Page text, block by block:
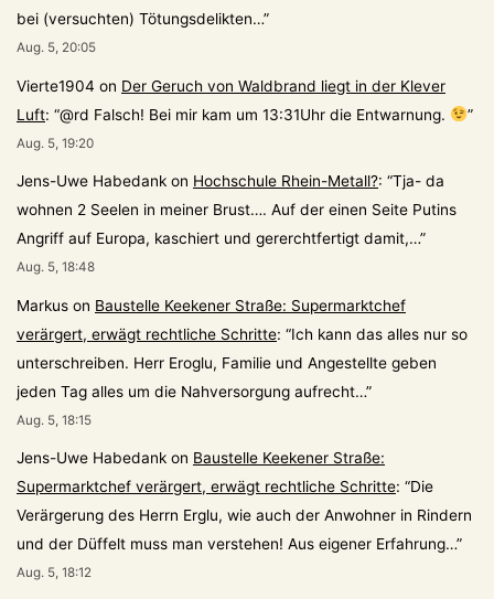
bei (versuchten) Tötungsdelikten…”
Aug. 5, 20:05
Vierte1904 on Der Geruch von Waldbrand liegt in der Klever
Luft: “@rd Falsch! Bei mir kam um 13:31Uhr die Entwarnung. ”
Aug. 5, 19:20
Jens-Uwe Habedank on Hochschule Rhein-Metall?: “Tja- da
wohnen 2 Seelen in meiner Brust…. Auf der einen Seite Putins
Angriff auf Europa, kaschiert und gererchtfertigt damit,…”
Aug. 5, 18:48
Markus on Baustelle Keekener Straße: Supermarktchef
verärgert, erwägt rechtliche Schritte: “Ich kann das alles nur so
unterschreiben. Herr Eroglu, Familie und Angestellte geben
jeden Tag alles um die Nahversorgung aufrecht…”
Aug. 5, 18:15
Jens-Uwe Habedank on Baustelle Keekener Straße:
Supermarktchef verärgert, erwägt rechtliche Schritte: “Die
Verärgerung des Herrn Erglu, wie auch der Anwohner in Rindern
und der Düffelt muss man verstehen! Aus eigener Erfahrung…”
Aug. 5, 18:12